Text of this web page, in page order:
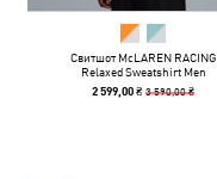
Свитшот McLAREN RACING
Relaxed Sweatshirt Men
2 599,00 ₴3 590,00 ₴